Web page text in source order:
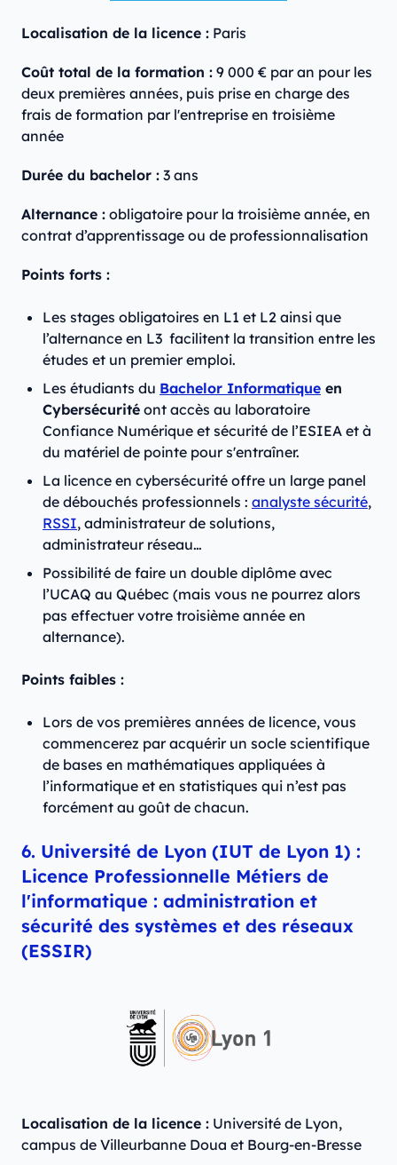
Localisation de la licence : Paris
Coût total de la formation : 9 000 € par an pour les
deux premières années, puis prise en charge des
frais de formation par l'entreprise en troisième
année
Durée du bachelor : 3 ans
Alternance : obligatoire pour la troisième année, en
contrat d’apprentissage ou de professionnalisation
Points forts :
Les stages obligatoires en L1 et L2 ainsi que
l’alternance en L3 facilitent la transition entre les
études et un premier emploi.
Les étudiants du Bachelor Informatique en
Cybersécurité ont accès au laboratoire
Confiance Numérique et sécurité de l’ESIEA et à
du matériel de pointe pour s'entraîner.
La licence en cybersécurité offre un large panel
de débouchés professionnels : analyste sécurité,
RSSI, administrateur de solutions,
administrateur réseau…
Possibilité de faire un double diplôme avec
l’UCAQ au Québec (mais vous ne pourrez alors
pas effectuer votre troisième année en
alternance).
Points faibles :
Lors de vos premières années de licence, vous
commencerez par acquérir un socle scientifique
de bases en mathématiques appliquées à
l’informatique et en statistiques qui n’est pas
forcément au goût de chacun.
6. Université de Lyon (IUT de Lyon 1) :
Licence Professionnelle Métiers de
l'informatique : administration et
sécurité des systèmes et des réseaux
(ESSIR)
Localisation de la licence : Université de Lyon,
campus de Villeurbanne Doua et Bourg-en-Bresse